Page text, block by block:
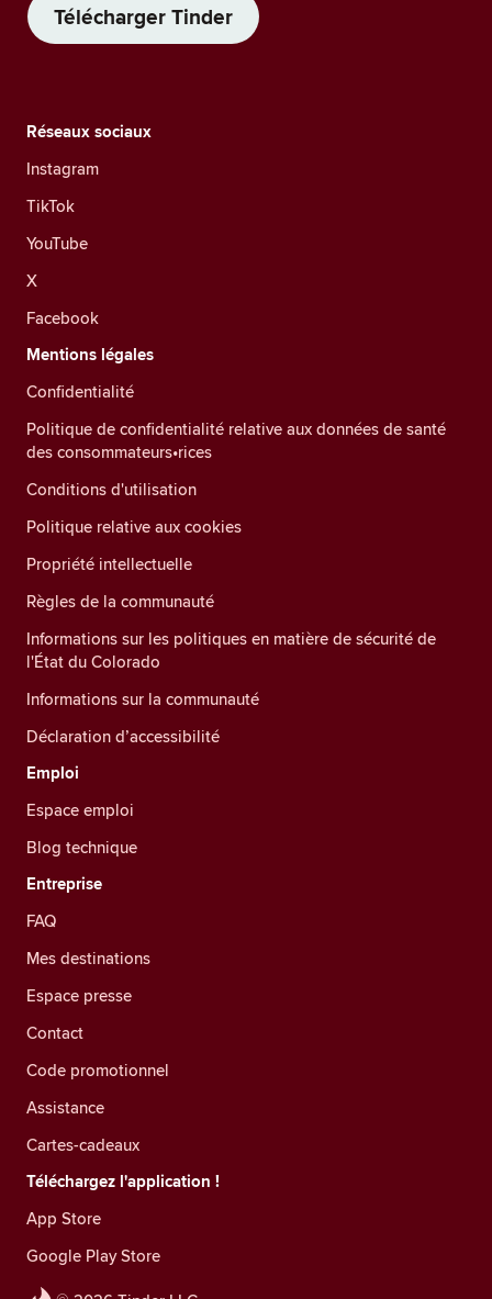
Télécharger Tinder
Réseaux sociaux
Instagram
TikTok
YouTube
X
Facebook
Mentions légales
Confidentialité
Politique de confidentialité relative aux données de santé
des consommateurs•rices
Conditions d'utilisation
Politique relative aux cookies
Propriété intellectuelle
Règles de la communauté
Informations sur les politiques en matière de sécurité de
l'État du Colorado
Informations sur la communauté
Déclaration d’accessibilité
Emploi
Espace emploi
Blog technique
Entreprise
FAQ
Mes destinations
Espace presse
Contact
Code promotionnel
Assistance
Cartes-cadeaux
Téléchargez l'application !
App Store
Google Play Store